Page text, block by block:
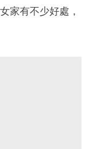
家有不少好處，